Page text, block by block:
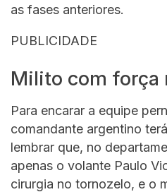
as fases anteriores.
PUBLICIDADE
Milito com força
Para encarar a equipe
comandante argentino
lembrar que, no
apenas o volante Paulo
cirurgia no tornozelo, e o